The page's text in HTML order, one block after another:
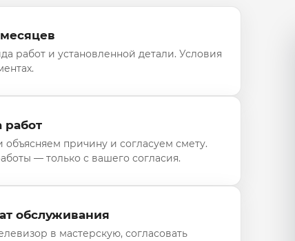
работ и установленной детали. Условия
работ
объясняем причину и согласуем смету.
— только с вашего согласия.
обслуживания
в мастерскую, согласовать